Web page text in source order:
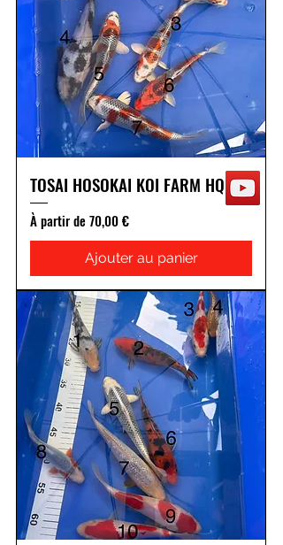
TOSAI HOSOKAI KOI FARM HQ
À partir de 70,00 €
Prix promotionnel
Ajouter au panier